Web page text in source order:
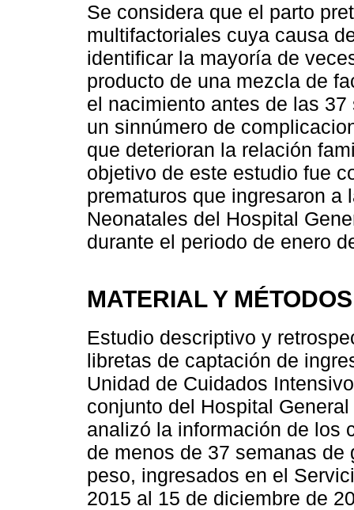
Se considera que el parto
multifactoriales cuya causa
identificar la mayoría de
producto de una mezcla de
el nacimiento antes de las
un sinnúmero de
que deterioran la relación
objetivo de este estudio fue
prematuros que ingresaron a
Neonatales del Hospital
durante el periodo de enero
MATERIAL Y MÉTODOS
Estudio descriptivo y
libretas de captación de
Unidad de Cuidados
conjunto del Hospital
analizó la información de los
de menos de 37 semanas
peso, ingresados en el
2015 al 15 de diciembre de